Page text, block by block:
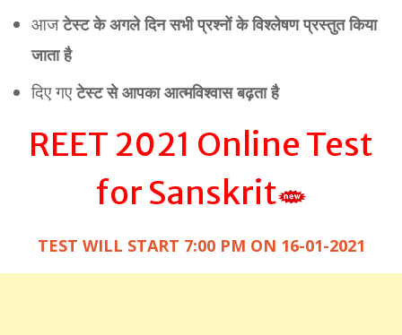
आजटेस्ट के अगले दिन सभी प्रश्नों के विश्लेषण प्रस्तुत किया
जाता है
दिए गएटेस्ट से आपका आत्मविश्वास बढ़ता है
REET 2021 Online Test
for Sanskrit
TEST WILL START 7:00 PM ON 16-01-2021